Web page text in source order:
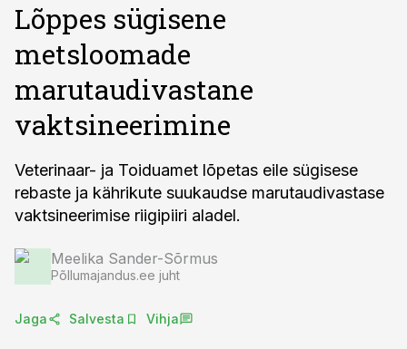
Lõppes sügisene
metsloomade
marutaudivastane
vaktsineerimine
Veterinaar- ja Toiduamet lõpetas eile sügisese
rebaste ja kährikute suukaudse marutaudivastase
vaktsineerimise riigipiiri aladel.
Meelika Sander-Sõrmus
Põllumajandus.ee juht
Jaga Salvesta Vihja